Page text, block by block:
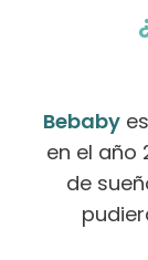
Bebaby
en el año
de